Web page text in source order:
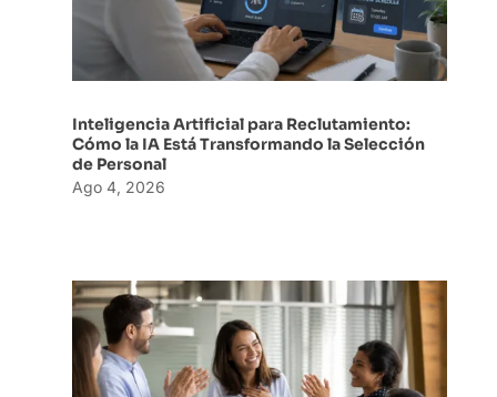
Inteligencia Artificial para Reclutamiento:
Cómo la IA Está Transformando la Selección
de Personal
Ago 4, 2026